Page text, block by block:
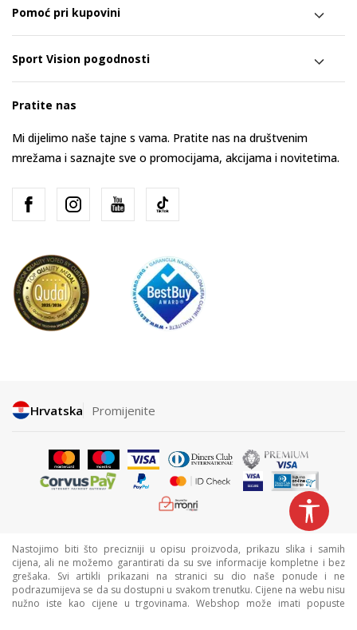
Pomoć pri kupovini
Sport Vision pogodnosti
Pratite nas
Mi dijelimo naše tajne s vama. Pratite nas na društvenim
mrežama i saznajte sve o promocijama, akcijama i novitetima.
Hrvatska Promijenite
Nastojimo biti što precizniji u opisu proizvoda, prikazu slika i samih
cijena, ali ne možemo garantirati da su sve informacije kompletne i bez
grešaka. Svi artikli prikazani na stranici su dio naše ponude i ne
podrazumijeva se da su dostupni u svakom trenutku. Cijene na webu nisu
nužno iste kao cijene u trgovinama. Webshop može imati popuste